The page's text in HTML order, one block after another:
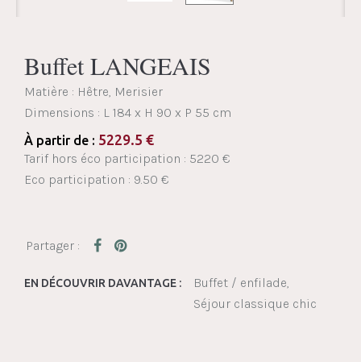
Buffet LANGEAIS
Matière : Hêtre, Merisier
Dimensions : L 184 x H 90 x P 55 cm
À partir de : 5229.5 €
Tarif hors éco participation : 5220 €
Eco participation : 9.50 €
EN DÉCOUVRIR DAVANTAGE :
Buffet / enfilade
Séjour classique chic